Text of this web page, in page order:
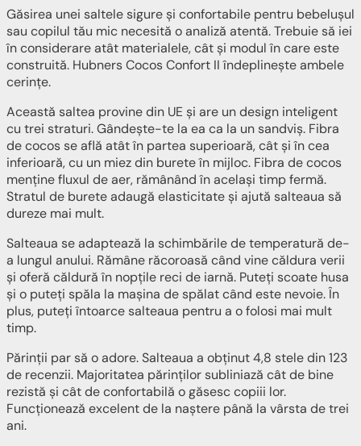
Găsirea unei saltele sigure și confortabile pentru bebelușul
sau copilul tău mic necesită o analiză atentă. Trebuie să iei
în considerare atât materialele, cât și modul în care este
construită. Hubners Cocos Confort II îndeplinește ambele
cerințe.
Această saltea provine din UE și are un design inteligent
cu trei straturi. Gândește-te la ea ca la un sandviș. Fibra
de cocos se află atât în partea superioară, cât și în cea
inferioară, cu un miez din burete în mijloc. Fibra de cocos
menține fluxul de aer, rămânând în același timp fermă.
Stratul de burete adaugă elasticitate și ajută salteaua să
dureze mai mult.
Salteaua se adaptează la schimbările de temperatură de-
a lungul anului. Rămâne răcoroasă când vine căldura verii
și oferă căldură în nopțile reci de iarnă. Puteți scoate husa
și o puteți spăla la mașina de spălat când este nevoie. În
plus, puteți întoarce salteaua pentru a o folosi mai mult
timp.
Părinții par să o adore. Salteaua a obținut 4,8 stele din 123
de recenzii. Majoritatea părinților subliniază cât de bine
rezistă și cât de confortabilă o găsesc copiii lor.
Funcționează excelent de la naștere până la vârsta de trei
ani.